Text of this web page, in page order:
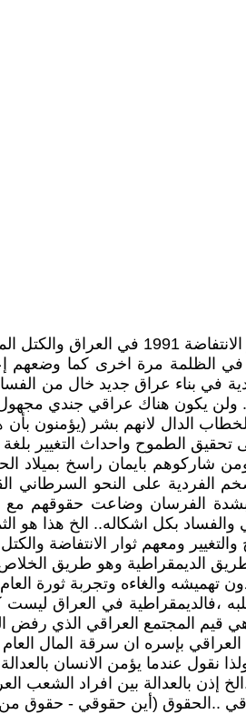
بتيار الطموح والتغيير
الظلمة مرة اخرى كما وضعهم
في بناء عراق جديد خال من
.. ولن يكون هناك عراقي جندي
الدال لانهم بشر (يؤمنون
تحقيق الطموح واحداث التغيير
ومن شاركوهم بايمان راسخ بميلاد
الفردية على النحو السرطاني
بشدة الفرسان وضاعت حقوقهم
والفساد بكل اشكاله.. الخ هذا هو
ومعهم ثوار الانتفاضة
الديمقراطية وهو طريق الخلاص
قلبه ،فالديمقراطية في العراق
قيم المجتمع العراقي الذي رفض
بإسره ان سرقة المال
نقول عندما يؤمن الانسان
إذن بالعدالة بين افراد
..الحقوق (أين حقوقي - حقوق